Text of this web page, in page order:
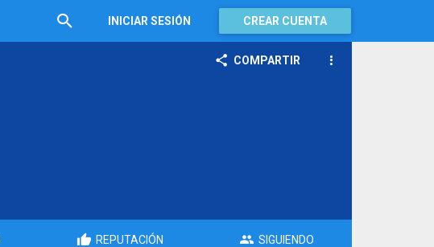
INICIAR SESIÓN CREAR CUENTA
COMPARTIR
REPUTACIÓN SIGUIENDO